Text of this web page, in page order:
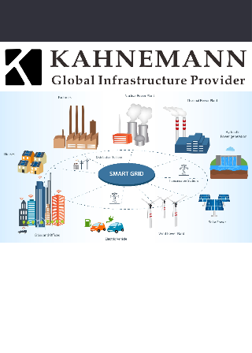
优质 **
优质的客户服务 **的办事效率